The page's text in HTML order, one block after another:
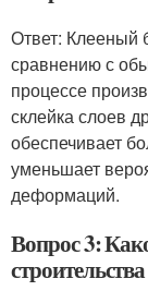
Ответ: Клееный
сравнению с
процессе
склейка слоев
обеспечивает
уменьшает
деформаций.
Вопрос 3:
строительства